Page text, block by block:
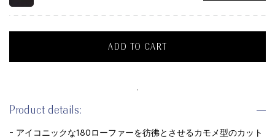
ADD TO CART
Product details:
- アイコニックな180ローファーを彷彿とさせるカモメ型のカット